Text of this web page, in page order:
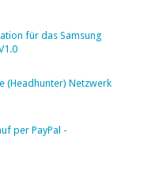
für das Samsung
(Headhunter) Netzwerk
per PayPal -